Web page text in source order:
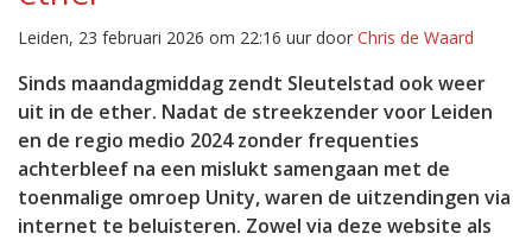
Leiden, 23 februari 2026 om 22:16 uur door Chris de Waard
Sinds maandagmiddag zendt Sleutelstad ook weer
uit in de ether. Nadat de streekzender voor Leiden
en de regio medio 2024 zonder frequenties
achterbleef na een mislukt samengaan met de
toenmalige omroep Unity, waren de uitzendingen via
internet te beluisteren. Zowel via deze website als